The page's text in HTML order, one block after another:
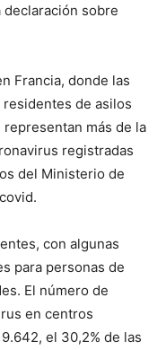
declaración sobre
Francia, donde las
de asilos
más de la
registradas
del Ministerio de
con algunas
para personas de
El número de
en centros
el 30,2% de las